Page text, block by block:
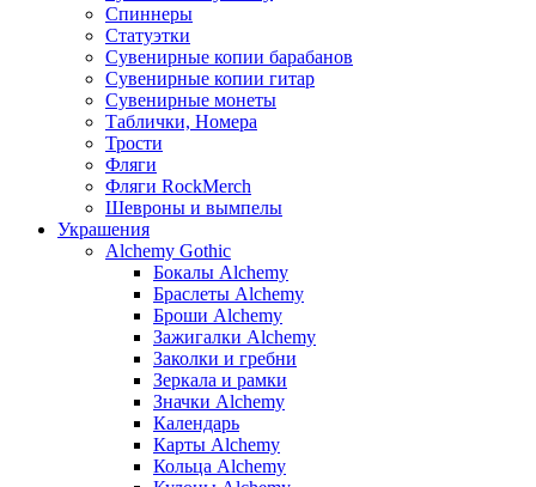
Спиннеры
Статуэтки
Сувенирные копии барабанов
Сувенирные копии гитар
Сувенирные монеты
Таблички, Номера
Трости
Фляги
Фляги RockMerch
Шевроны и вымпелы
Украшения
Alchemy Gothic
Бокалы Alchemy
Браслеты Alchemy
Броши Alchemy
Зажигалки Alchemy
Заколки и гребни
Зеркала и рамки
Значки Alchemy
Календарь
Карты Alchemy
Кольца Alchemy